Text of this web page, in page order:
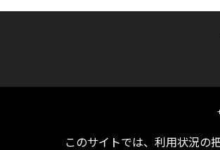
このサイトでは、利用状況の